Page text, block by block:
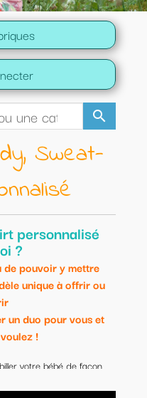
search
Sweat-
personnalisé
?
de pouvoir y mettre
unique à offrir ou
un duo pour vous et
!
votre bébé de façon